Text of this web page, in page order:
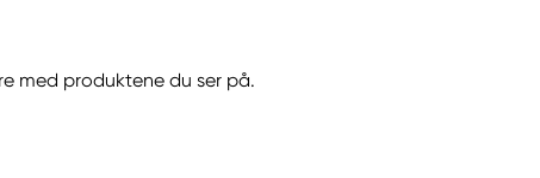
sprøyting.
med produktene du ser på.